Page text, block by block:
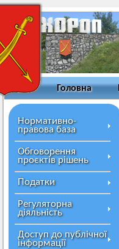
Головна
Нормативно-
правова база
Обговорення
проєктів рішень
Податки
Регуляторна
діяльність
Доступ до публічної
інформації